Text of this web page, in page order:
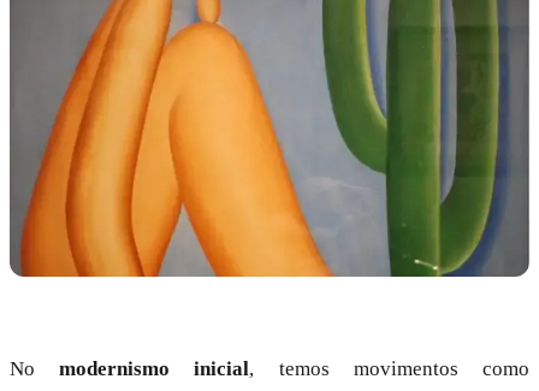
Nomodernismo inicial, temos movimentos como